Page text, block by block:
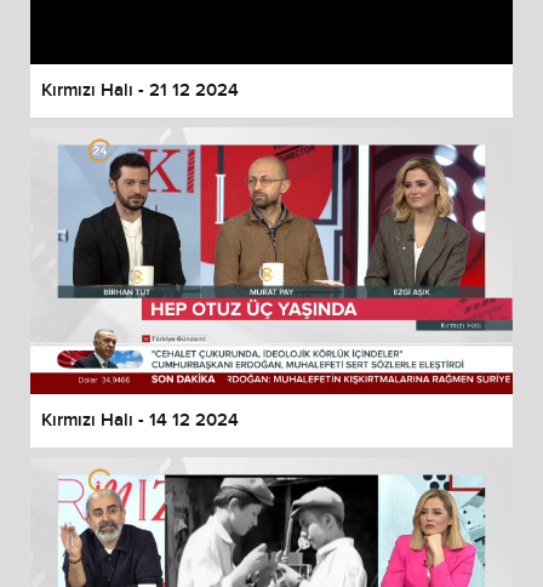
Kırmızı Halı - 21 12 2024
Kırmızı Halı - 14 12 2024